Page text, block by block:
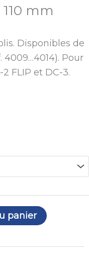
mm
Disponibles de
4009…4014). Pour
2 FLIP et DC-3.
panier